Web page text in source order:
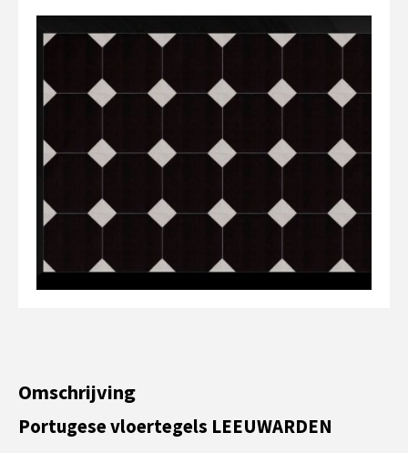
Omschrijving
Portugese vloertegels LEEUWARDEN